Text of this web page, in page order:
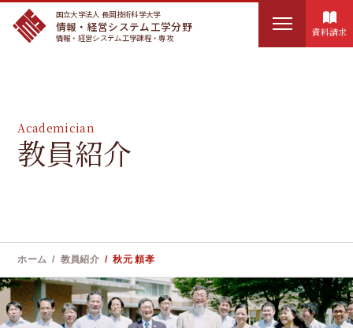
国立大学法人 長岡技術科学大学
情報・経営システム工学分野
情報・経営システム工学課程・専攻
講座概要
お知らせ
索
資料請求
Academician
教員紹介
ホーム 教員紹介 秋元 頼孝